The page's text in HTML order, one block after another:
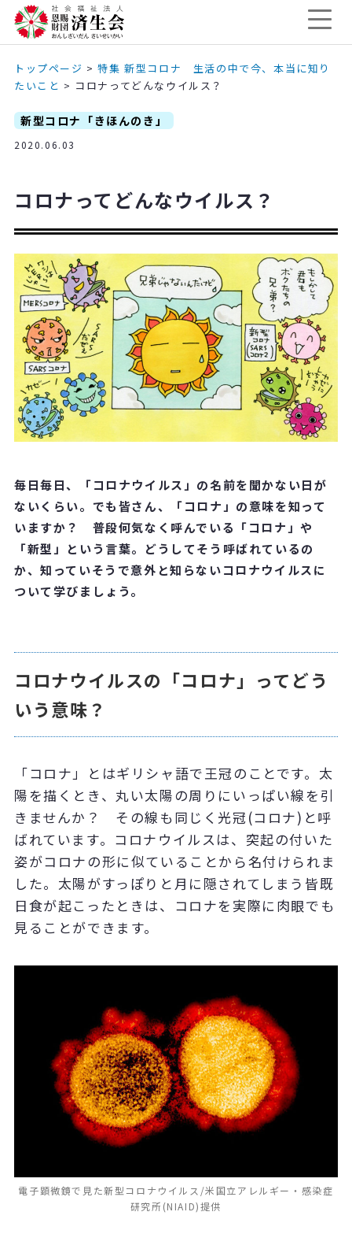
トップページ >特集 新型コロナ 生活の中で今、本当に知り
たいこと > コロナってどんなウイルス？
新型コロナ「きほんのき」
2020.06.03
コロナってどんなウイルス？
毎日毎日、「コロナウイルス」の名前を聞かない日が
ないくらい。でも皆さん、「コロナ」の意味を知って
いますか？ 普段何気なく呼んでいる「コロナ」や
「新型」という言葉。どうしてそう呼ばれているの
か、知っていそうで意外と知らないコロナウイルスに
ついて学びましょう。
コロナウイルスの「コロナ」ってどう
いう意味？
「コロナ」とはギリシャ語で王冠のことです。太
陽を描くとき、丸い太陽の周りにいっぱい線を引
きませんか？ その線も同じく光冠(コロナ)と呼
ばれています。コロナウイルスは、突起の付いた
姿がコロナの形に似ていることから名付けられま
した。太陽がすっぽりと月に隠されてしまう皆既
日食が起こったときは、コロナを実際に肉眼でも
見ることができます。
電子顕微鏡で見た新型コロナウイルス/米国立アレルギー・感染症
研究所(NIAID)提供